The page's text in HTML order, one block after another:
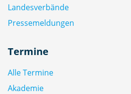
Landesverbände
Pressemeldungen
Termine
Alle Termine
Akademie